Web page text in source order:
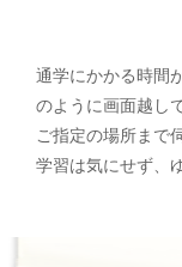
通学にかかる時間
のように画面越し
ご指定の場所まで
学習は気にせず、